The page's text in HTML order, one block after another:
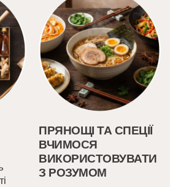
ПРЯНОЩІ ТА СПЕЦІЇ
ВЧИМОСЯ
ВИКОРИСТОВУВАТИ
З РОЗУМОМ